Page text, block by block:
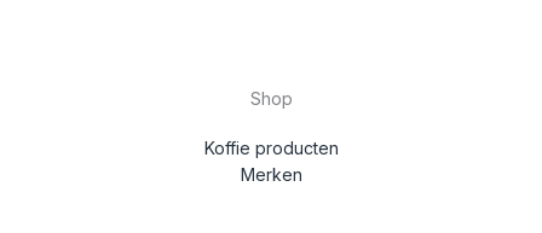
Shop
Koffie producten
Merken